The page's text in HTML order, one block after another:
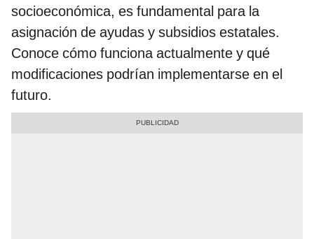
socioeconómica, es fundamental para la
asignación de ayudas y subsidios estatales.
Conoce cómo funciona actualmente y qué
modificaciones podrían implementarse en el
futuro.